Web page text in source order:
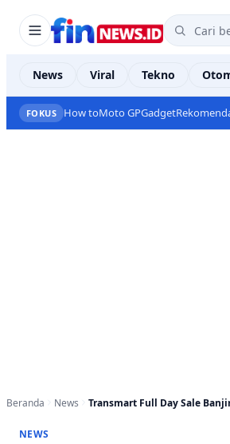
News Viral Tekno
FOKUS How toMoto GPGadget
Beranda News Transmart Full Day Sale
NEWS